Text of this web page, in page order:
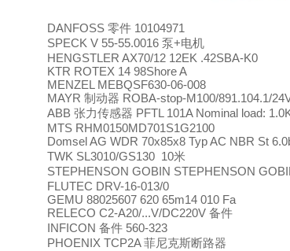
DANFOSS 零件 10104971
SPECK V 55-55.0016 泵+电机
HENGSTLER AX70/12 12EK .42SBA-K0
KTR ROTEX 14 98Shore A
MENZEL MEBQSF630-06-008
MAYR 制动器 ROBA-stop-M100/891.104.1/
ABB 张力传感器 PFTL 101A Nominal load:
MTS RHM0150MD701S1G2100
Domsel AG WDR 70x85x8 Typ AC NBR St
TWK SL3010/GS130 10米
STEPHENSON GOBIN STEPHENSON
FLUTEC DRV-16-013/0
GEMU 88025607 620 65m14 010 Fa
RELECO C2-A20/...V/DC220V 备件
INFICON 备件 560-323
PHOENIX TCP2A菲尼克斯断路器